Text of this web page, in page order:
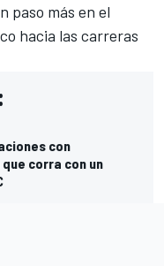
paso más en el
hacia las carreras
con
corra con un